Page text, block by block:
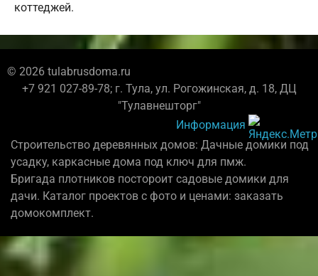
коттеджей.
© 2026 tulabrusdoma.ru
+7 921 027-89-78; г. Тула, ул. Рогожинская, д. 18, ДЦ
"Тулавнешторг"
Информация
Строительство деревянных домов: Дачные домики под
усадку, каркасные дома под ключ для пмж.
Бригада плотников постороит садовые домики для
дачи. Каталог проектов с фото и ценами: заказать
домокомплект.